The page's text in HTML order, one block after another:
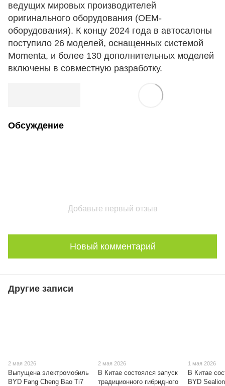
ведущих мировых производителей
оригинального оборудования (OEM-
оборудования). К концу 2024 года в автосалоны
поступило 26 моделей, оснащенных системой
Momenta, и более 130 дополнительных моделей
включены в совместную разработку.
Обсуждение
Добавьте первый отзыв
Новый комментарий
Другие записи
2 мая 2026
Выпущена электромобиль
BYD Fang Cheng Bao Ti7
2 мая 2026
В Китае состоялся запуск
традиционного гибридного
1 мая 2026
В Китае
BYD